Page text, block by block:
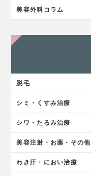
美容外科コラム
脱毛
シミ・くすみ治療
シワ・たるみ治療
美容注射・お薬・その他
わき汗・におい治療